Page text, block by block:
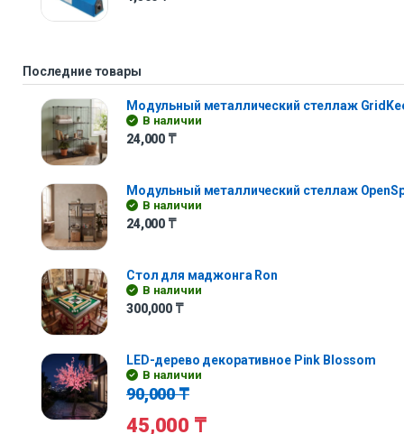
Последние товары
Модульный металлический стеллаж
В наличии
24,000 ₸
Модульный металлический стеллаж
В наличии
24,000 ₸
Стол для маджонга Ron
В наличии
300,000 ₸
LED-дерево декоративное Pink Blossom
В наличии
90,000₸
45,000 ₸